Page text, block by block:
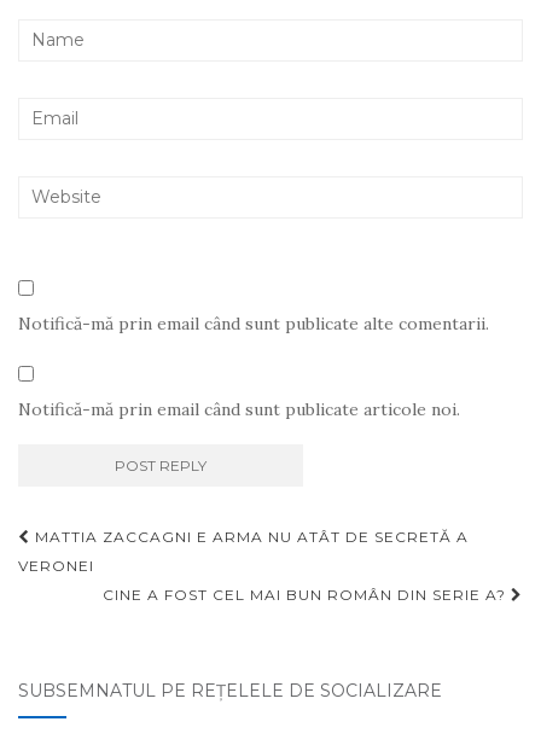
Notifică-mă prin email când sunt publicate alte comentarii.
Notifică-mă prin email când sunt publicate articole noi.
Navigare
articole
MATTIA ZACCAGNI E ARMA NU ATÂT DE SECRETĂ A
VERONEI
CINE A FOST CEL MAI BUN ROMÂN DIN SERIE A?
SUBSEMNATUL PE REŢELELE DE SOCIALIZARE